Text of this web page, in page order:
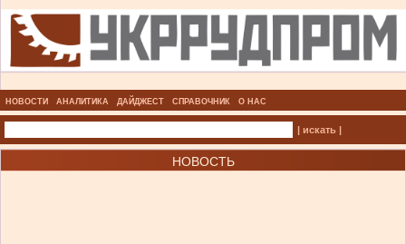
НОВОСТИ АНАЛИТИКА ДАЙДЖЕСТ СПРАВОЧНИК О НАС
| искать |
НОВОСТЬ